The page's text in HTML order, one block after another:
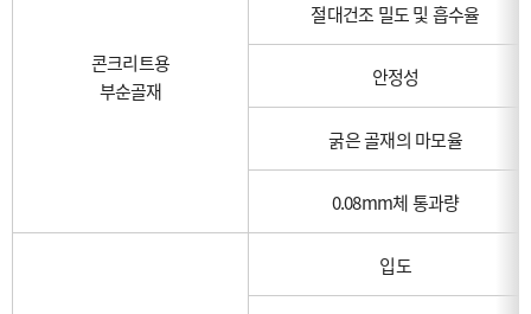
콘크리트용
부순골재
절대건조 밀도 및 흡수율
안정성
굵은 골재의 마모율
0.08mm체 통과량
입도